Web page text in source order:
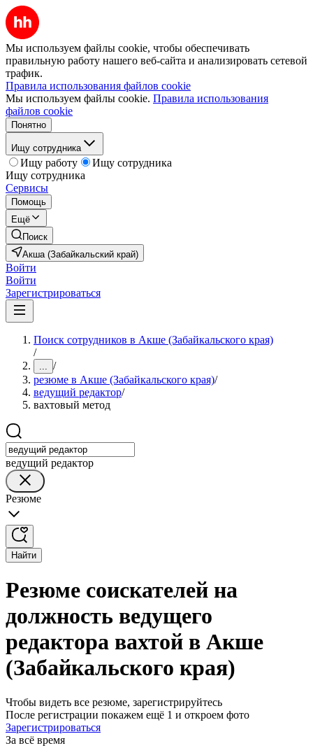
Мы используем файлы cookie, чтобы обеспечивать
правильную работу нашего веб-сайта и анализировать сетевой
трафик.
Правила использования файлов cookie
Мы используем файлы cookie. Правила использования
файлов cookie
Понятно
Ищу сотрудника
Ищу работу
Ищу сотрудника
Ищу сотрудника
Сервисы
Помощь
Ещё
Поиск
Акша (Забайкальский край)
Войти
Войти
Зарегистрироваться
Поиск сотрудников в Акше (Забайкальского края)
/
... /
резюме в Акше (Забайкальского края)/
ведущий редактор/
вахтовый метод
ведущий редактор
Резюме
Найти
Резюме соискателей на
должность ведущего
редактора вахтой в Акше
(Забайкальского края)
Чтобы видеть все резюме, зарегистрируйтесь
После регистрации покажем ещё 1 и откроем фото
Зарегистрироваться
За всё время